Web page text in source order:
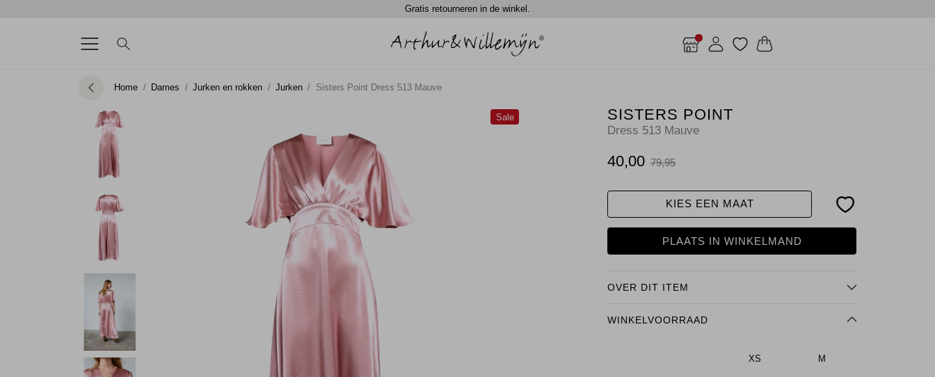
Gratis retourneren in de winkel.
Home Dames Jurken en rokken Jurken Sisters Point Dress 513 Mauve
Sale SISTERS POINT
Dress 513 Mauve
40,00 79,95
KIES EEN MAAT
PLAATS IN WINKELMAND
OVER DIT ITEM
WINKELVOORRAAD
XS M